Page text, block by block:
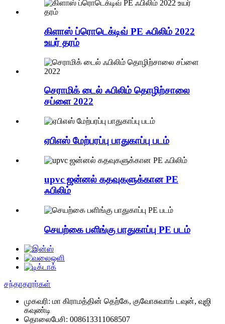
கிளாஸ் ப்ரொடெக்டிவ் PE ஃபிலிம் 2022
உயர் தரம்
செராமிக் டைல் ஃபிலிம் தொழிற்சாலை
சப்ளை 2022
ஏபிஎஸ் மேற்பரப்பு பாதுகாப்பு படம்
upvc ஜன்னல் கதவுகளுக்கான PE
ஃபிலிம்
செயற்கை பளிங்கு பாதுகாப்பு PE படம்
சந்தாதாரர்கள்
முகவரி: மா கிராமத்தின் தெற்கே, குவோசுவாங் டவுன், வுஜி
கவுண்டி
தொலைபேசி: 008613311068507